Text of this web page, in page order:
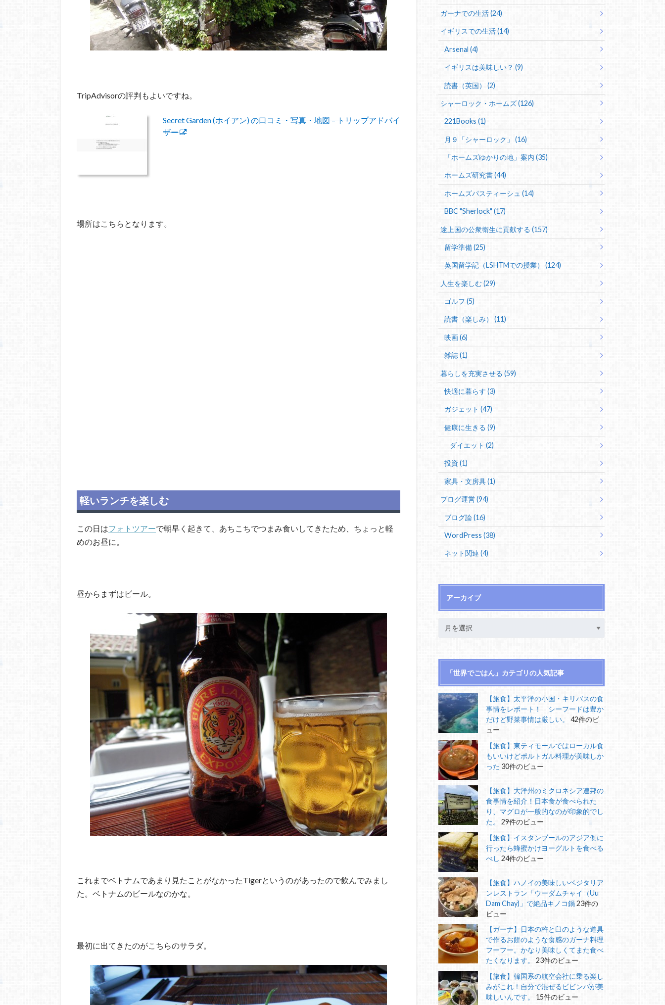
TripAdvisorの評判もよいですね。
Secret Garden (ホイアン) の口コミ・写真・地図 – トリップアドバイ
ザー
場所はこちらとなります。
軽いランチを楽しむ
この日はフォトツアーで朝早く起きて、あちこちでつまみ食いしてきたため、ちょっと軽
めのお昼に。
昼からまずはビール。
これまでベトナムであまり見たことがなかったTigerというのがあったので飲んでみまし
た。ベトナムのビールなのかな。
最初に出てきたのがこちらのサラダ。
ガーナでの生活 (24)
イギリスでの生活 (14)
Arsenal (4)
イギリスは美味しい？ (9)
読書（英国） (2)
シャーロック・ホームズ (126)
221Books (1)
月９「シャーロック」 (16)
「ホームズゆかりの地」案内 (35)
ホームズ研究書 (44)
ホームズパスティーシュ (14)
BBC "Sherlock" (17)
途上国の公衆衛生に貢献する (157)
留学準備 (25)
英国留学記（LSHTMでの授業） (124)
人生を楽しむ (29)
ゴルフ (5)
読書（楽しみ） (11)
映画 (6)
雑誌 (1)
暮らしを充実させる (59)
快適に暮らす (3)
ガジェット (47)
健康に生きる (9)
ダイエット (2)
投資 (1)
家具・文房具 (1)
ブログ運営 (94)
ブログ論 (16)
WordPress (38)
ネット関連 (4)
アーカイブ
「世界でごはん」カテゴリの人気記事
【旅食】太平洋の小国・キリバスの食
事情をレポート！ シーフードは豊か
だけど野菜事情は厳しい。
42件のビ
ュー
【旅食】東ティモールではローカル食
もいいけどポルトガル料理が美味しか
った 30件のビュー
【旅食】大洋州のミクロネシア連邦の
食事情を紹介！日本食が食べられた
り、マグロが一般的なのが印象的でし
た。
29件のビュー
【旅食】イスタンブールのアジア側に
行ったら蜂蜜かけヨーグルトを食べる
べし 24件のビュー
【旅食】ハノイの美味しいベジタリア
ンレストラン「ウーダムチャイ（Uu
Dam Chay)」で絶品キノコ鍋23件の
ビュー
【ガーナ】日本の杵と臼のような道具
で作るお餅のような食感のガーナ料理
フーフー。かなり美味しくてまた食べ
たくなります。
23件のビュー
【旅食】韓国系の航空会社に乗る楽し
みがこれ！自分で混ぜるビビンバが美
味しいんです。
15件のビュー